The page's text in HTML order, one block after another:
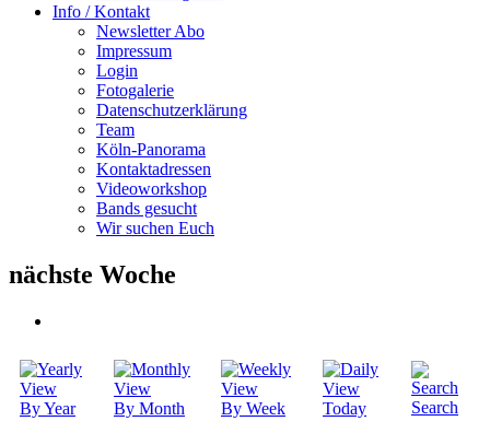
Info / Kontakt
Newsletter Abo
Impressum
Login
Fotogalerie
Datenschutzerklärung
Team
Köln-Panorama
Kontaktadressen
Videoworkshop
Bands gesucht
Wir suchen Euch
nächste Woche
By Year By Month By Week Today Search